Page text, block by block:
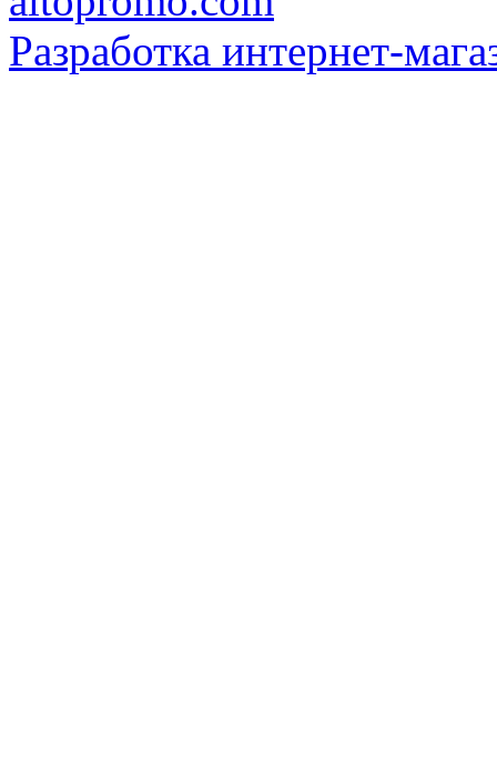
Разработка интернет-